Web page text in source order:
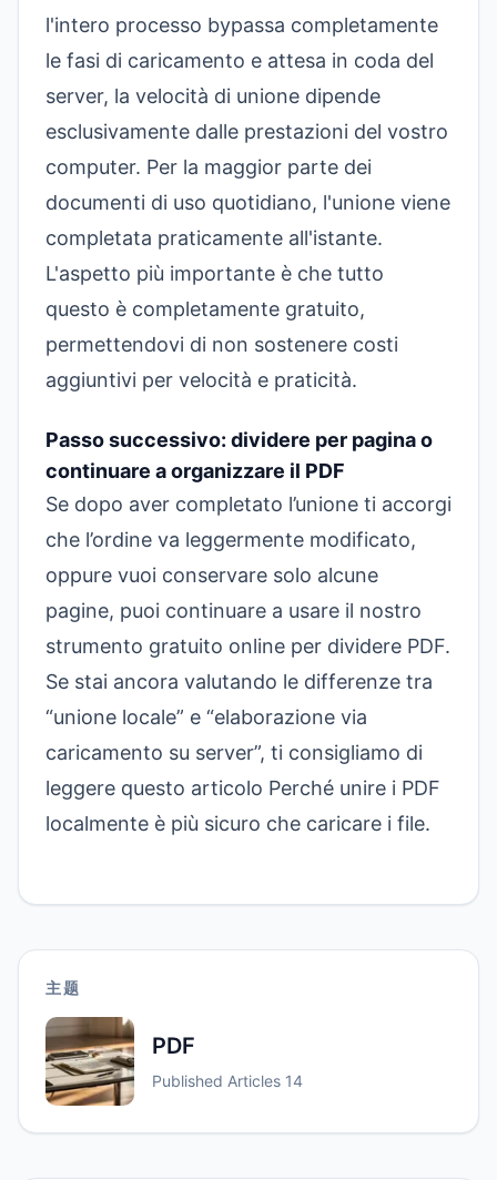
l'intero processo bypassa completamente
le fasi di caricamento e attesa in coda del
server, la velocità di unione dipende
esclusivamente dalle prestazioni del vostro
computer. Per la maggior parte dei
documenti di uso quotidiano, l'unione viene
completata praticamente all'istante.
L'aspetto più importante è che tutto
questo è completamente gratuito,
permettendovi di non sostenere costi
aggiuntivi per velocità e praticità.
Passo successivo: dividere per pagina o
continuare a organizzare il PDF
Se dopo aver completato l’unione ti accorgi
che l’ordine va leggermente modificato,
oppure vuoi conservare solo alcune
pagine, puoi continuare a usare il nostro
strumento gratuito online per dividere PDF.
Se stai ancora valutando le differenze tra
“unione locale” e “elaborazione via
caricamento su server”, ti consigliamo di
leggere questo articolo Perché unire i PDF
localmente è più sicuro che caricare i file.
主题
PDF
Published Articles 14